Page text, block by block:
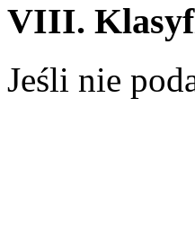
VIII.
Jeśli nie